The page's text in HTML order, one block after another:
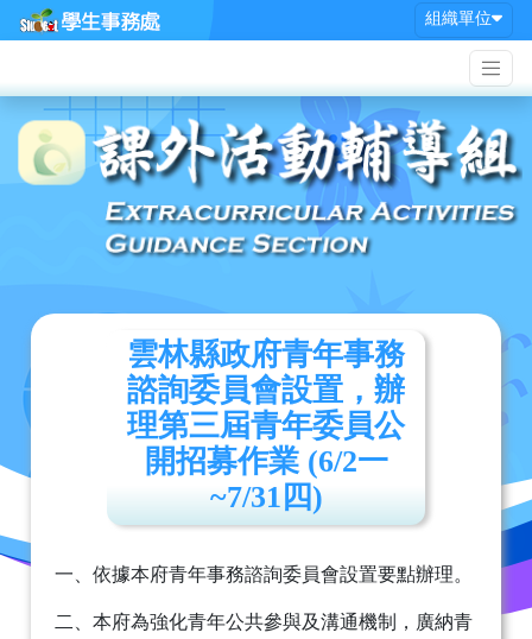
組織單位
雲林縣政府青年事務
諮詢委員會設置，辦
理第三屆青年委員公
開招募作業 (6/2一
~7/31四)
一、依據本府青年事務諮詢委員會設置要點辦理。
二、本府為強化青年公共參與及溝通機制，廣納青